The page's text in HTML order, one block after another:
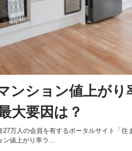
ンション値上が
大要因は？
27万人の会員を有するポータルサイト「
ン値上がり率ラ...